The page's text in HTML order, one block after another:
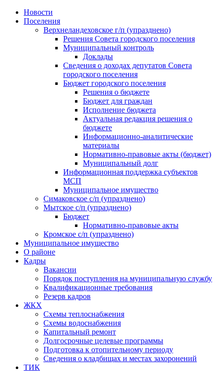
Skip
Новости
Поселения
Верхнеландеховское г/п (упразднено)
Решения Совета городского поселения
Муниципальный контроль
Доклады
Сведения о доходах депутатов Совета
городского поселения
Бюджет городского поселения
Решения о бюджете
Бюджет для граждан
Исполнение бюджета
Актуальная редакция решения о
бюджете
Информационно-аналитические
материалы
Нормативно-правовые акты (бюджет)
Муниципальный долг
Информационная поддержка субъектов
МСП
Муниципальное имущество
Симаковское с/п (упразднено)
Мытское с/п (упразднено)
Бюджет
Нормативно-правовые акты
Кромское с/п (упразднено)
Муниципальное имущество
О районе
Кадры
Вакансии
Порядок поступления на муниципальную службу
Квалификационные требования
Резерв кадров
ЖКХ
Схемы теплоснабжения
Схемы водоснабжения
Капитальный ремонт
Долгосрочные целевые программы
Подготовка к отопительному периоду
Сведения о кладбищах и местах захоронений
ТИК